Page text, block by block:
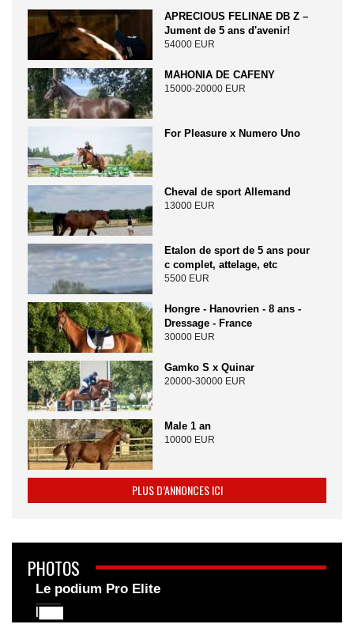
APRECIOUS FELINAE DB Z –
Jument de 5 ans d'avenir!
54000 EUR
MAHONIA DE CAFENY
15000-20000 EUR
For Pleasure x Numero Uno
Cheval de sport Allemand
13000 EUR
Etalon de sport de 5 ans pour
c complet, attelage, etc
5500 EUR
Hongre - Hanovrien - 8 ans -
Dressage - France
30000 EUR
Gamko S x Quinar
20000-30000 EUR
Male 1 an
10000 EUR
PLUS D’ANNONCES ICI
PHOTOS
Le podium Pro Elite